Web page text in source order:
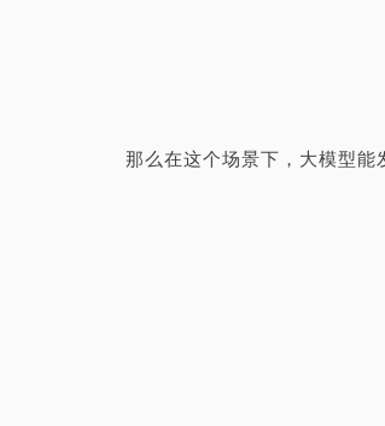
那么在这个场景下，大模型能